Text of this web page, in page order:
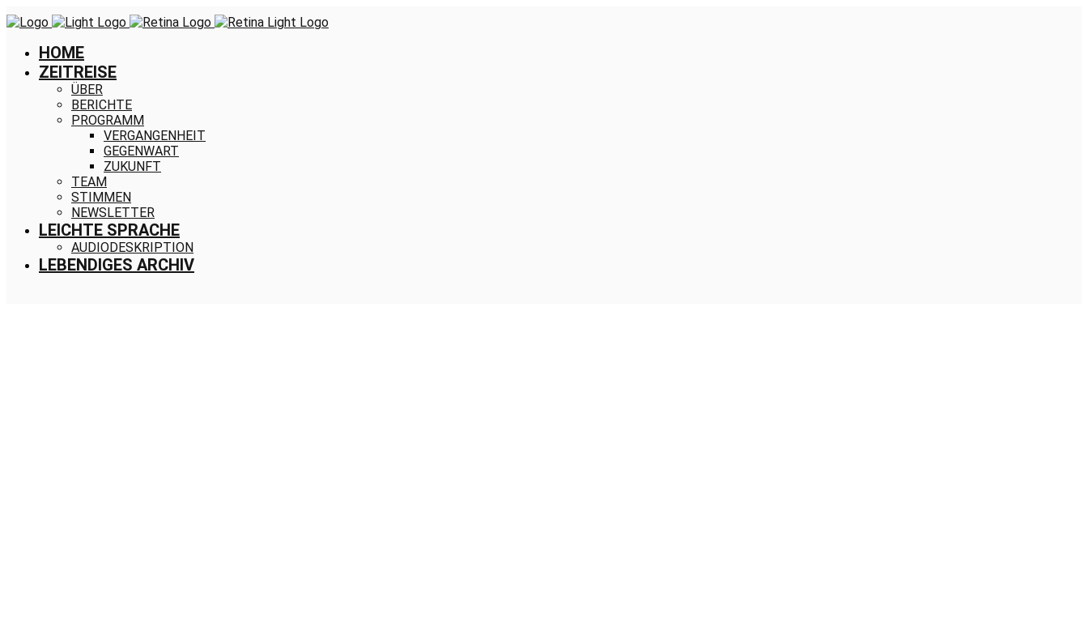
HOME
ZEITREISE
ÜBER
BERICHTE
PROGRAMM
VERGANGENHEIT
GEGENWART
ZUKUNFT
TEAM
STIMMEN
NEWSLETTER
LEICHTE SPRACHE
AUDIODESKRIPTION
LEBENDIGES ARCHIV